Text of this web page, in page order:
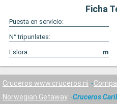
Ficha
Puesta en servicio:
N° tripunlates:
Eslora:
m
Cruceros www.cruceros.ni
Norwegian Getaway
Cruceros